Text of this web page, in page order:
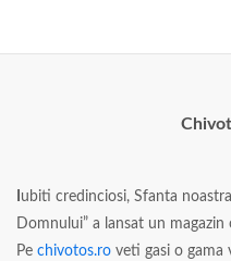
ubiti credinciosi, Sfanta
Domnului” a lansat un
Pe chivotos.ro veti gasi o gama